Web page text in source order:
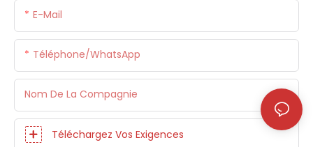
E-Mail
Téléphone/WhatsApp
Nom De La Compagnie
Téléchargez Vos Exigences